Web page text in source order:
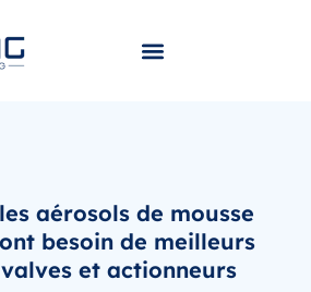
aérosols de mousse
besoin de meilleurs
et actionneurs